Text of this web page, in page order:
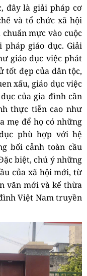
đây là giải pháp cơ
và tổ chức xã hội
mực vào cuộc
giáo dục. Giải
giáo dục việc phát
tốt đẹp của dân tộc,
xấu, giáo dục việc
dục của gia đình cần
thực tiễn cao như
mẹ để họ có những
phù hợp với hệ
bối cảnh toàn cầu
biệt, chú ý những
của xã hội mới, từ
văn mới và kế thừa
Việt Nam truyền